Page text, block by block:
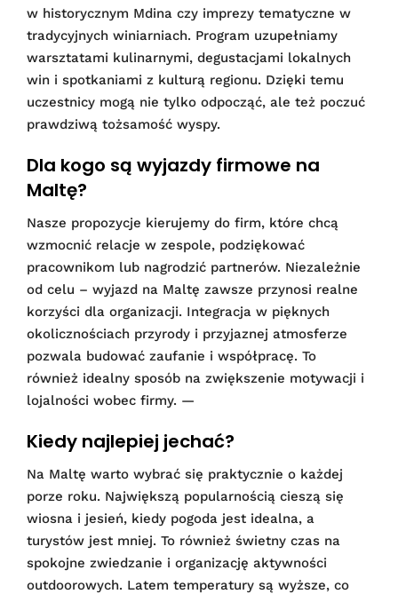
w historycznym Mdina czy imprezy tematyczne w
tradycyjnych winiarniach. Program uzupełniamy
warsztatami kulinarnymi, degustacjami lokalnych
win i spotkaniami z kulturą regionu. Dzięki temu
uczestnicy mogą nie tylko odpocząć, ale też poczuć
prawdziwą tożsamość wyspy.
Dla kogo są wyjazdy firmowe na
Maltę?
Nasze propozycje kierujemy do firm, które chcą
wzmocnić relacje w zespole, podziękować
pracownikom lub nagrodzić partnerów. Niezależnie
od celu – wyjazd na Maltę zawsze przynosi realne
korzyści dla organizacji. Integracja w pięknych
okolicznościach przyrody i przyjaznej atmosferze
pozwala budować zaufanie i współpracę. To
również idealny sposób na zwiększenie motywacji i
lojalności wobec firmy. —
Kiedy najlepiej jechać?
Na Maltę warto wybrać się praktycznie o każdej
porze roku. Największą popularnością cieszą się
wiosna i jesień, kiedy pogoda jest idealna, a
turystów jest mniej. To również świetny czas na
spokojne zwiedzanie i organizację aktywności
outdoorowych. Latem temperatury są wyższe, co